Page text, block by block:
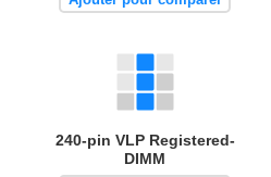
240-pin VLP Registered-
DIMM